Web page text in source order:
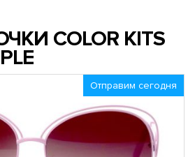
COLOR KITS
Отправим сегодня